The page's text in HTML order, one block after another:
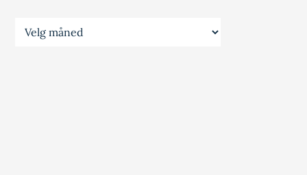
Prestegårdsinfo